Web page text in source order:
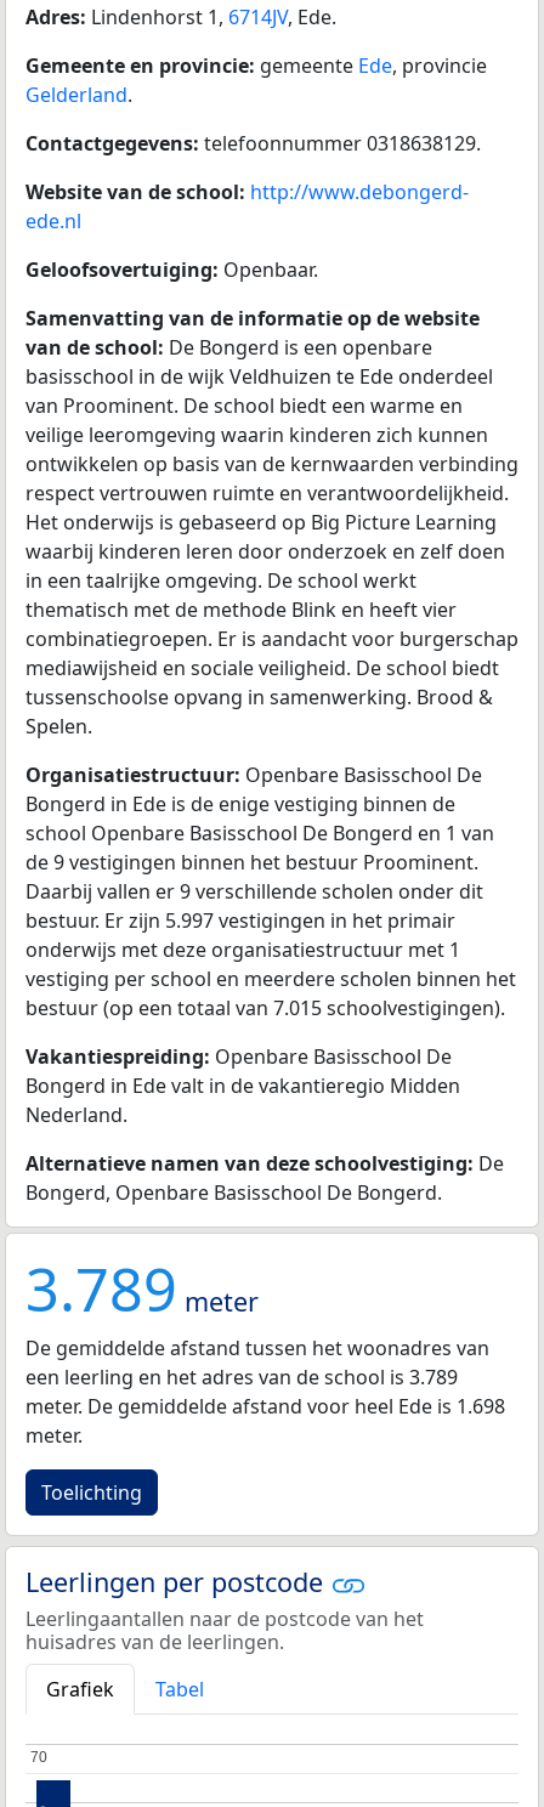
Adres: Lindenhorst 1, 6714JV, Ede.
Gemeente en provincie: gemeente Ede, provincie
Gelderland.
Contactgegevens: telefoonnummer 0318638129.
Website van de school: http://www.debongerd-
ede.nl
Geloofsovertuiging: Openbaar.
Samenvatting van de informatie op de website
van de school: De Bongerd is een openbare
basisschool in de wijk Veldhuizen te Ede onderdeel
van Proominent. De school biedt een warme en
veilige leeromgeving waarin kinderen zich kunnen
ontwikkelen op basis van de kernwaarden verbinding
respect vertrouwen ruimte en verantwoordelijkheid.
Het onderwijs is gebaseerd op Big Picture Learning
waarbij kinderen leren door onderzoek en zelf doen
in een taalrijke omgeving. De school werkt
thematisch met de methode Blink en heeft vier
combinatiegroepen. Er is aandacht voor burgerschap
mediawijsheid en sociale veiligheid. De school biedt
tussenschoolse opvang in samenwerking. Brood &
Spelen.
Organisatiestructuur: Openbare Basisschool De
Bongerd in Ede is de enige vestiging binnen de
school Openbare Basisschool De Bongerd en 1 van
de 9 vestigingen binnen het bestuur Proominent.
Daarbij vallen er 9 verschillende scholen onder dit
bestuur. Er zijn 5.997 vestigingen in het primair
onderwijs met deze organisatiestructuur met 1
vestiging per school en meerdere scholen binnen het
bestuur (op een totaal van 7.015 schoolvestigingen).
Vakantiespreiding: Openbare Basisschool De
Bongerd in Ede valt in de vakantieregio Midden
Nederland.
Alternatieve namen van deze schoolvestiging: De
Bongerd, Openbare Basisschool De Bongerd.
3.789 meter
De gemiddelde afstand tussen het woonadres van
een leerling en het adres van de school is 3.789
meter. De gemiddelde afstand voor heel Ede is 1.698
meter.
Toelichting
Leerlingen per postcode
Leerlingaantallen naar de postcode van het
huisadres van de leerlingen.
Grafiek
Tabel
70
70